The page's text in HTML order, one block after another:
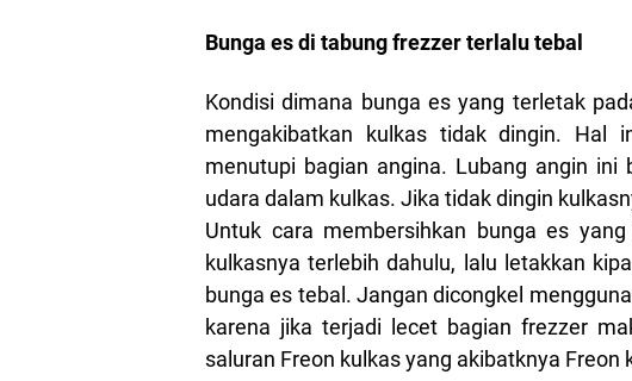
Bunga es di tabung frezzer terlalu tebal
Kondisi dimana bunga es yang terletak
mengakibatkan kulkas tidak dingin. Hal
menutupi bagian angina. Lubang angin ini
udara dalam kulkas. Jika tidak dingin
Untuk cara membersihkan bunga es
kulkasnya terlebih dahulu, lalu letakkan
bunga es tebal. Jangan dicongkel
karena jika terjadi lecet bagian frezzer
saluran Freon kulkas yang akibatknya Freon